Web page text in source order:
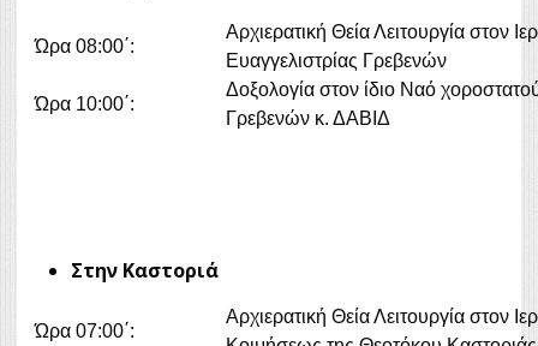
Ώρα 08:00΄:
Αρχιερατική Θεία
Ευαγγελιστρίας Γρεβενών
Ώρα 10:00΄:
Δοξολογία στον ίδιο Ναό
Γρεβενών κ. ΔΑΒΙΔ
Στην Καστοριά
Ώρα 07:00΄:
Αρχιερατική Θεία